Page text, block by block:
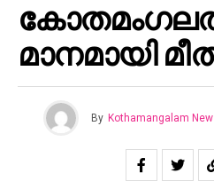
മാ​ന​മാ​യി
By Kothamangalam